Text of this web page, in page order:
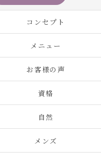
コンセプト
メニュー
お客様の声
資格
自然
メンズ